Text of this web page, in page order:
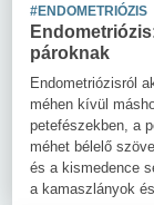
#ENDOMETRIÓZIS
pároknak
Endometriózisról
méhen kívül
petefészekben, a
méhet bélelő
és a kismedence
a kamaszlányok